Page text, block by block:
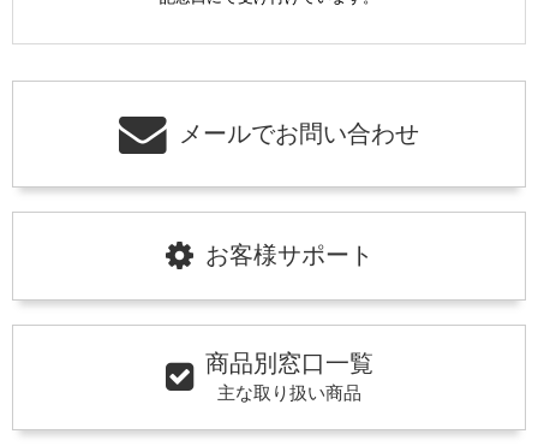
メールでお問い合わせ
お客様サポート
商品別窓口一覧
主な取り扱い商品